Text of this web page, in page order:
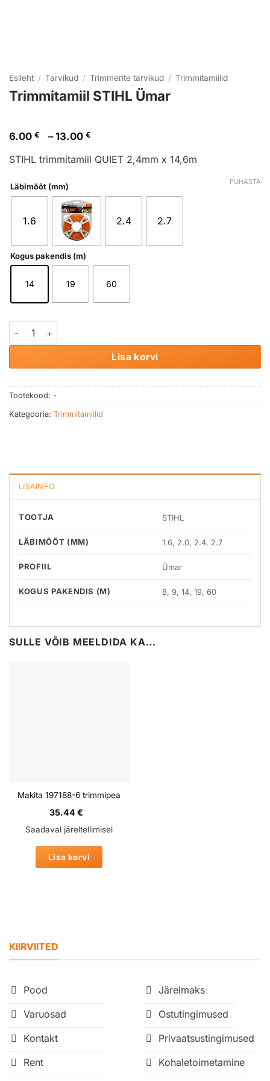
Esileht / Tarvikud / Trimmerite tarvikud / Trimmitamiilid
Trimmitamiil STIHL Ümar
6.00 € – 13.00 €
kuni
13.00 €
STIHL trimmitamiil QUIET 2,4mm x 14,6m
Läbimõõt (mm)
1.6 2.4 2.7
Kogus pakendis (m)
14 19 60
PUHASTA
Trimmitamiil STIHL Ümar kogus
Lisa korvi
Tootekood: -
Kategooria: Trimmitamiilid
LISAINFO
TOOTJA STIHL
LÄBIMÕÕT (MM) 1.6, 2.0, 2.4, 2.7
PROFIIL Ümar
KOGUS PAKENDIS (M) 8, 9, 14, 19, 60
SULLE VÕIB MEELDIDA KA…
Makita 197188-6 trimmipea
35.44 €
Saadaval järeltellimisel
Lisa korvi
KIIRVIITED
Pood
Varuosad
Kontakt
Rent
Järelmaks
Ostutingimused
Privaatsustingimused
Kohaletoimetamine